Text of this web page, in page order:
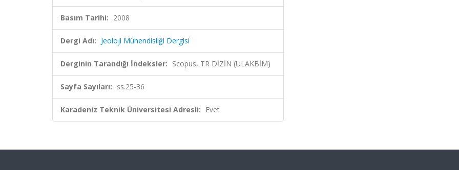
Basım Tarihi: 2008
Dergi Adı: Jeoloji Mühendisliği Dergisi
Derginin Tarandığı İndeksler: Scopus, TR DİZİN (ULAKBİM)
Sayfa Sayıları: ss.25-36
Karadeniz Teknik Üniversitesi Adresli: Evet